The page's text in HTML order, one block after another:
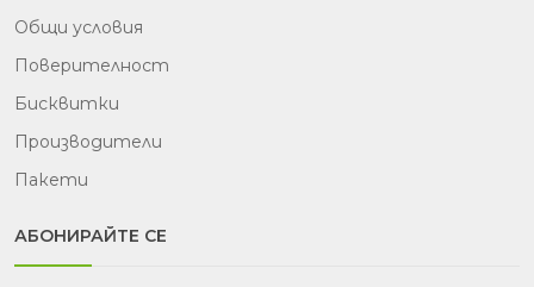
Общи условия
Поверителност
Бисквитки
Производители
Пакети
АБОНИРАЙТЕ СЕ